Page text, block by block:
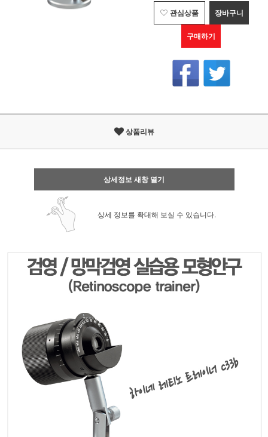
관심상품 장바구니
구매하기
상품리뷰
상세정보 새창 열기
상세 정보를 확대해 보실 수 있습니다.